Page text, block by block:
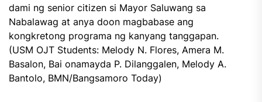
dami ng senior citizen si Mayor Saluwang sa
Nabalawag at anya doon magbabase ang
kongkretong programa ng kanyang tanggapan.
(USM OJT Students: Melody N. Flores, Amera M.
Basalon, Bai onamayda P. Dilanggalen, Melody A.
Bantolo, BMN/Bangsamoro Today)